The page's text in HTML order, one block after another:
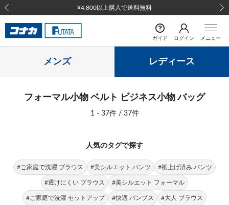
¥4,800以上購入で送料無料
前の画像
ガイド ログイン メニュー
メンズ レディース
フォーマル小物 ベルト ビジネス小物 バッグ
1 - 37件 / 37件
人気のタグで探す
#ご家庭で洗濯 ブラウス #美シルエット パンツ #裾上げ済み パンツ
#透けにくい ブラウス #美シルエット フォーマル
#ご家庭で洗濯 セットアップ #快適 パンプス #大人 ブラウス